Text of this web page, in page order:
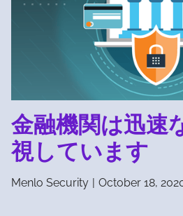
金融機関は迅速
視しています
Menlo Security | October 18,